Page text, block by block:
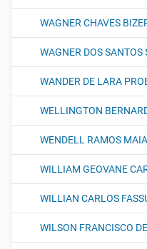
WAGNER CHAVES
WAGNER DOS SANTOS
WANDER DE LARA
WELLINGTON
WENDELL RAMOS MAIA
WILLIAM GEOVANE
WILLIAN CARLOS
WILSON FRANCISCO